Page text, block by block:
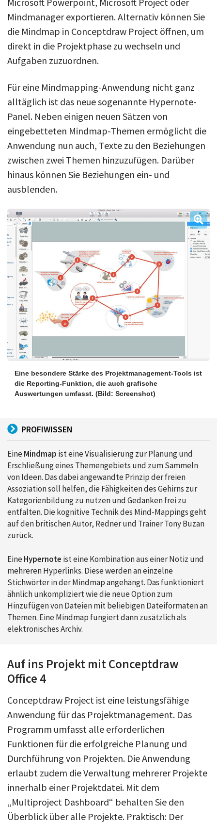
Mindmanager exportieren. Alternativ können Sie
die Mindmap in Conceptdraw Project öffnen, um
direkt in die Projektphase zu wechseln und
Aufgaben zuzuordnen.
Für eine Mindmapping-Anwendung nicht ganz
alltäglich ist das neue sogenannte Hypernote-
Panel. Neben einigen neuen Sätzen von
eingebetteten Mindmap-Themen ermöglicht die
Anwendung nun auch, Texte zu den Beziehungen
zwischen zwei Themen hinzuzufügen. Darüber
hinaus können Sie Beziehungen ein- und
ausblenden.
Eine besondere Stärke des Projektmanagement-Tools ist
die Reporting-Funktion, die auch grafische
Auswertungen umfasst. (Bild: Screenshot)
PROFIWISSEN
EineMindmap ist eine Visualisierung zur Planung und
Erschließung eines Themengebiets und zum Sammeln
von Ideen. Das dabei angewandte Prinzip der freien
Assoziation soll helfen, die Fähigkeiten des Gehirns zur
Kategorienbildung zu nutzen und Gedanken frei zu
entfalten. Die kognitive Technik des Mind-Mappings geht
auf den britischen Autor, Redner und Trainer Tony Buzan
zurück.
EineHypernote ist eine Kombination aus einer Notiz und
mehreren Hyperlinks. Diese werden an einzelne
Stichwörter in der Mindmap angehängt. Das funktioniert
ähnlich unkompliziert wie die neue Option zum
Hinzufügen von Dateien mit beliebigen Dateiformaten an
Themen. Eine Mindmap fungiert dann zusätzlich als
elektronisches Archiv.
Auf ins Projekt mit Conceptdraw
Office 4
Conceptdraw Project ist eine leistungsfähige
Anwendung für das Projektmanagement. Das
Programm umfasst alle erforderlichen
Funktionen für die erfolgreiche Planung und
Durchführung von Projekten. Die Anwendung
erlaubt zudem die Verwaltung mehrerer Projekte
innerhalb einer Projektdatei. Mit dem
„Multiproject Dashboard“ behalten Sie den
Überblick über alle Projekte. Praktisch: Der